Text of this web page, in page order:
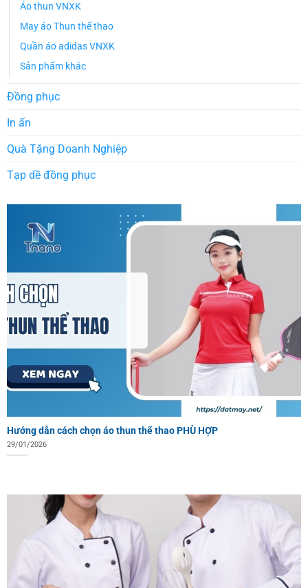
Áo thun VNXK
May áo Thun thể thao
Quần áo adidas VNXK
Sản phẩm khác
Đồng phục
In ấn
Quà Tặng Doanh Nghiệp
Tạp dề đồng phục
Hướng dẫn cách chọn áo thun thể thao PHÙ HỢP
29/01/2026